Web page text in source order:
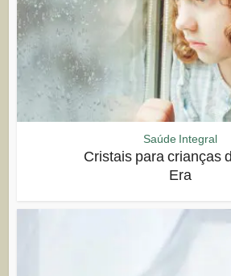
Saúde Integral
Cristais para crianças
Era